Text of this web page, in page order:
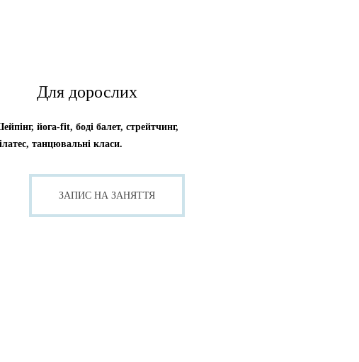
Для дорослих
йога-fit, боді балет, стрейтчинг,
танцювальні класи.
ЗАПИС НА ЗАНЯТТЯ